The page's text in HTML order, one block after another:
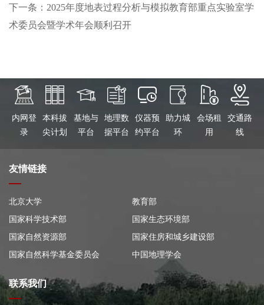
下一条：2025年度地表过程分析与模拟教育部重点实验室学
术委员会暨学术年会顺利召开
内网登
录
本科拔
尖计划
基地与
平台
地理数
据平台
仪器预
约平台
助力城
环
会场租
用
交通路
线
友情链接
北京大学
教育部
国家科学技术部
国家生态环境部
国家自然资源部
国家住房和城乡建设部
国家自然科学基金委员会
中国地理学会
联系我们